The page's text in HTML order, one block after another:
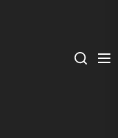
Search